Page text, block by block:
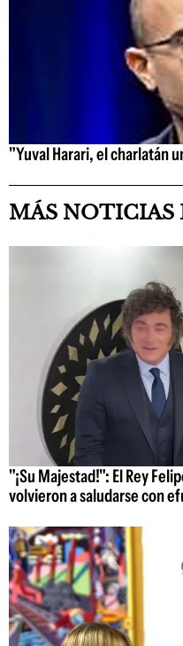
"Yuval Harari, el charlatán
MÁS NOTICIAS
"¡Su Majestad!": El Rey
volvieron a saludarse con